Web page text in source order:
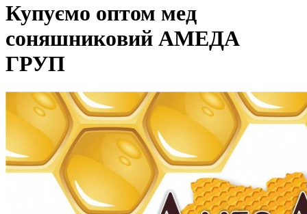
Купуємо оптом мед
coняшникoвий АМЕДА
ГРУП